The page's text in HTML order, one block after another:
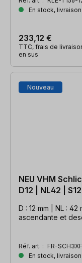
En stock,
233,12 €
TTC, frais de
en sus
Nouveau
NEU VHM
D12 | NL42 | S12
D : 12 mm | NL : 42
ascendante et
Réf. art. : FR-
En stock,